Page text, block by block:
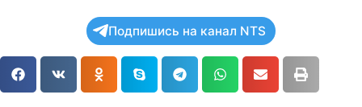
Подпишись на канал NTS